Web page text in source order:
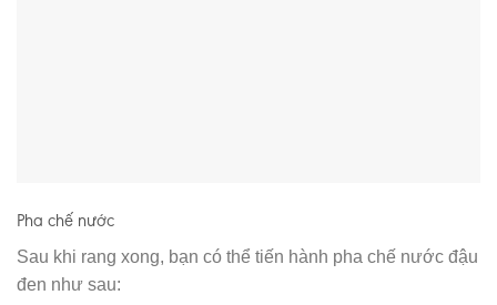
Pha chế nước
Sau khi rang xong, bạn có thể tiến hành pha chế nước đậu
đen như sau: